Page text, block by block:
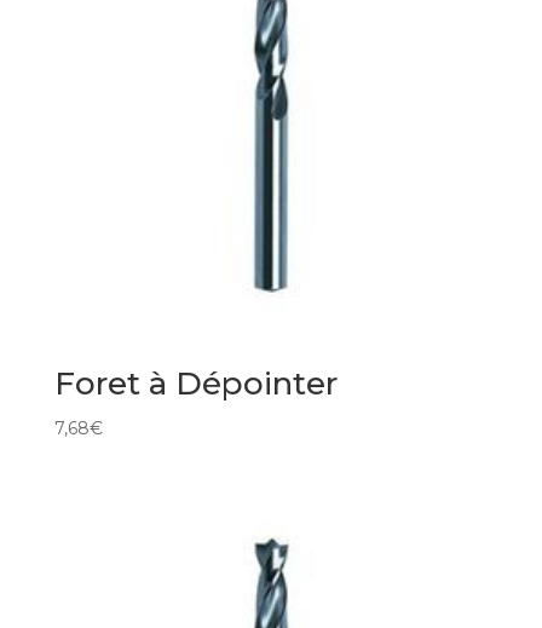
Foret à Dépointer
7,68€